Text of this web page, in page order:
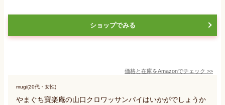
ショップでみる
価格と在庫をAmazonでチェック >>
mugi(20代・女性)
やまぐち寶楽庵の山口クロワッサンパイはいかがでしょうか